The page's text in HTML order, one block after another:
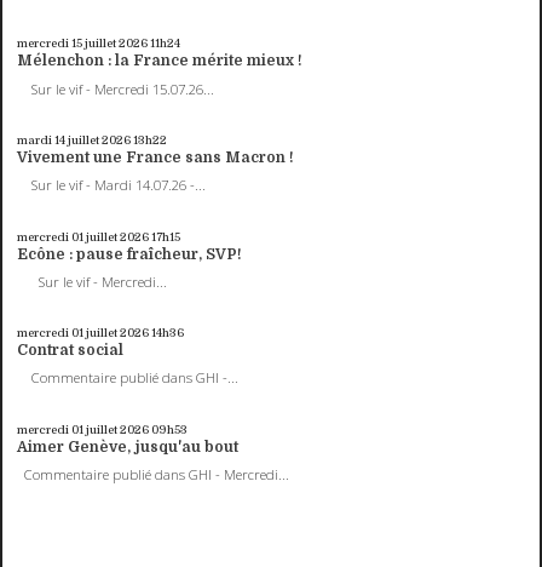
mercredi 15juillet 202611h24
Mélenchon : la France mérite mieux !
Sur le vif - Mercredi 15.07.26...
mardi 14juillet 202613h22
Vivement une France sans Macron !
Sur le vif - Mardi 14.07.26 -...
mercredi 01 juillet 202617h15
Ecône : pause fraîcheur, SVP!
Sur le vif - Mercredi...
mercredi 01 juillet 202614h36
Contrat social
Commentaire publié dans GHI -...
mercredi 01 juillet 2026 09h53
Aimer Genève, jusqu'au bout
Commentaire publié dans GHI - Mercredi...